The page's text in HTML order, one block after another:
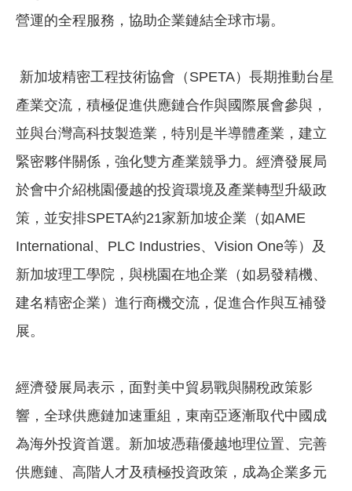
營運的全程服務，協助企業鏈結全球市場。
新加坡精密工程技術協會（SPETA）長期推動台星
產業交流，積極促進供應鏈合作與國際展會參與，
並與台灣高科技製造業，特別是半導體產業，建立
緊密夥伴關係，強化雙方產業競爭力。經濟發展局
於會中介紹桃園優越的投資環境及產業轉型升級政
策，並安排SPETA約21家新加坡企業（如AME
International、PLC Industries、Vision One等）及
新加坡理工學院，與桃園在地企業（如易發精機、
建名精密企業）進行商機交流，促進合作與互補發
展。
經濟發展局表示，面對美中貿易戰與關稅政策影
響，全球供應鏈加速重組，東南亞逐漸取代中國成
為海外投資首選。新加坡憑藉優越地理位置、完善
供應鏈、高階人才及積極投資政策，成為企業多元